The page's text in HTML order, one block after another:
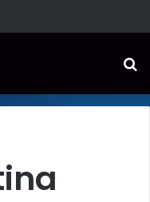
circular